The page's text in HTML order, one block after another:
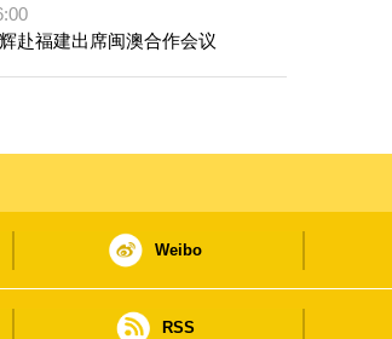
赴福建出席闽澳合作会议
Weibo
RSS